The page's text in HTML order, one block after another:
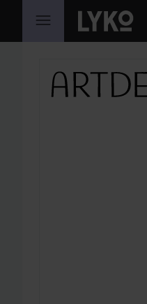
GÅ TIL INNHOLD
HOPP OVER